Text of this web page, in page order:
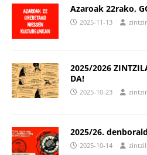
Azaroak 22rako,
2025-11-13
2025/2026
DA!
2025-10-23
2025/26.
2025-10-14